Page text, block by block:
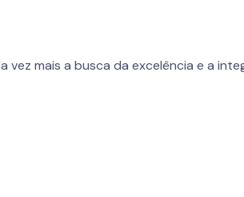
mais a busca da excelência e a